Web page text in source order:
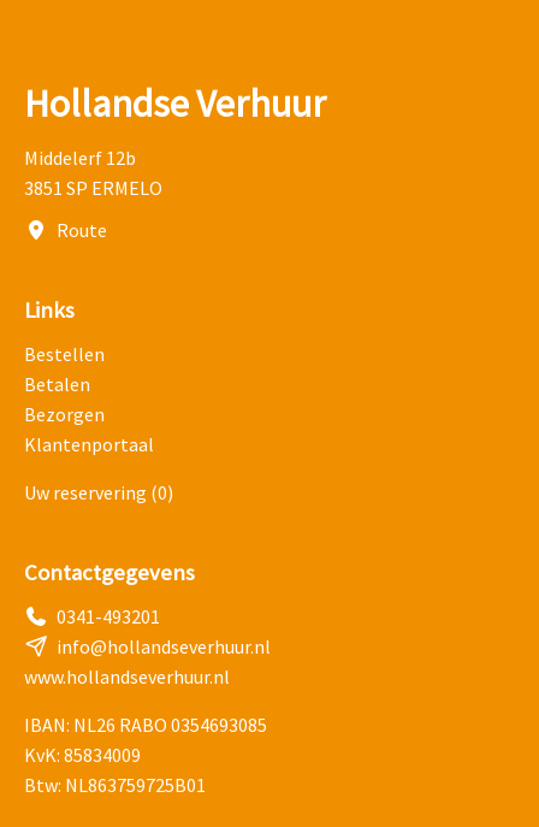
Hollandse Verhuur
Middelerf 12b
3851 SP ERMELO
Route
Links
Bestellen
Betalen
Bezorgen
Klantenportaal
Uw reservering (0)
Contactgegevens
0341-493201
info@hollandseverhuur.nl
www.hollandseverhuur.nl
IBAN: NL26 RABO 0354693085
KvK: 85834009
Btw: NL863759725B01